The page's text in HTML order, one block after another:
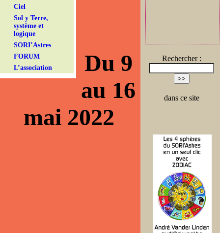
Ciel
Sol y Terre,
système et
logique
SORI’Astres
FORUM
L’association
Rechercher :
dans ce site
Du 9
au 16
mai 2022